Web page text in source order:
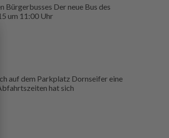
Bürgerbusses Der neue Bus des
um 11:00 Uhr
auf dem Parkplatz Dornseifer eine
hat sich